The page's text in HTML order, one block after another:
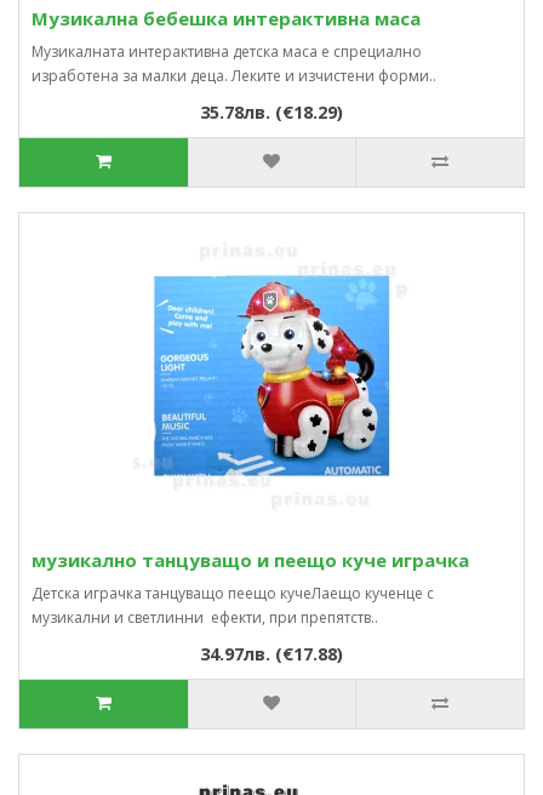
Музикална бебешка интерактивна маса
Музикалната интерактивна детска маса е спрециално
изработена за малки деца. Леките и изчистени форми..
35.78лв. (€18.29)
музикално танцуващо и пеещо куче играчка
Детска играчка танцуващо пеещо кучеЛаещо кученце с
музикални и светлинни ефекти, при препятств..
34.97лв. (€17.88)